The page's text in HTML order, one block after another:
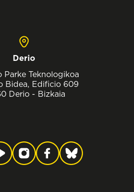
Derio
Parke Teknologikoa
Bidea, Edificio 609
Derio - Bizkaia